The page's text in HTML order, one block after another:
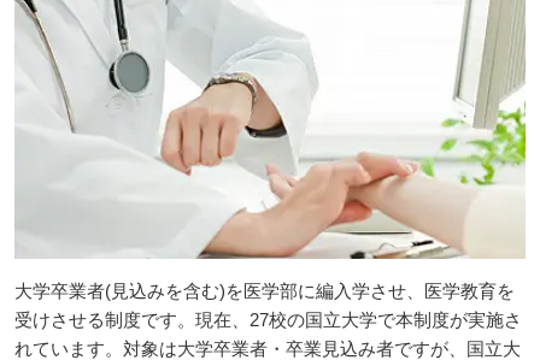
大学卒業者(見込みを含む)を医学部に編入学させ、医学教育を
受けさせる制度です。現在、27校の国立大学で本制度が実施さ
れています。対象は大学卒業者・卒業見込み者ですが、国立大